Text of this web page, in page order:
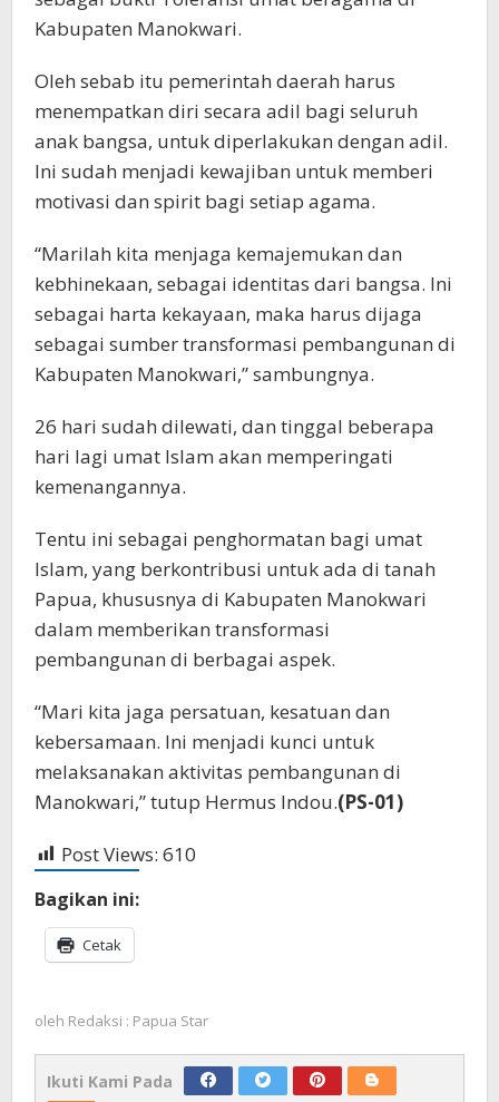
Kabupaten Manokwari.
Oleh sebab itu pemerintah daerah harus
menempatkan diri secara adil bagi seluruh
anak bangsa, untuk diperlakukan dengan adil.
Ini sudah menjadi kewajiban untuk memberi
motivasi dan spirit bagi setiap agama.
“Marilah kita menjaga kemajemukan dan
kebhinekaan, sebagai identitas dari bangsa. Ini
sebagai harta kekayaan, maka harus dijaga
sebagai sumber transformasi pembangunan di
Kabupaten Manokwari,” sambungnya.
26 hari sudah dilewati, dan tinggal beberapa
hari lagi umat Islam akan memperingati
kemenangannya.
Tentu ini sebagai penghormatan bagi umat
Islam, yang berkontribusi untuk ada di tanah
Papua, khususnya di Kabupaten Manokwari
dalam memberikan transformasi
pembangunan di berbagai aspek.
“Mari kita jaga persatuan, kesatuan dan
kebersamaan. Ini menjadi kunci untuk
melaksanakan aktivitas pembangunan di
Manokwari,” tutup Hermus Indou.(PS-01)
Post Views: 610
Bagikan ini:
Cetak
oleh Redaksi : Papua Star
Ikuti Kami Pada